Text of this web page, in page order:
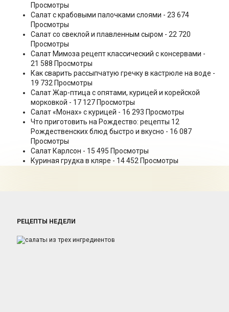
Просмотры
Салат с крабовыми палочками слоями - 23 674
Просмотры
Салат со свеклой и плавленным сыром - 22 720
Просмотры
Салат Мимоза рецепт классический с консервами -
21 588 Просмотры
Как сварить рассыпчатую гречку в кастрюле на воде -
19 732 Просмотры
Салат Жар-птица с опятами, курицей и корейской
морковкой - 17 127 Просмотры
Салат «Монах» с курицей - 16 293 Просмотры
Что приготовить на Рождество: рецепты 12
Рождественских блюд быстро и вкусно - 16 087
Просмотры
Салат Карлсон - 15 495 Просмотры
Куриная грудка в кляре - 14 452 Просмотры
РЕЦЕПТЫ НЕДЕЛИ